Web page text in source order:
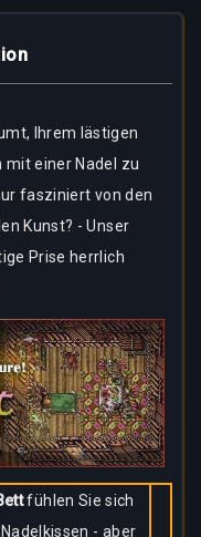
Ihrem lästigen
mit einer Nadel zu
fasziniert von den
Kunst? - Unser
Prise herrlich
fühlen Sie sich
- aber